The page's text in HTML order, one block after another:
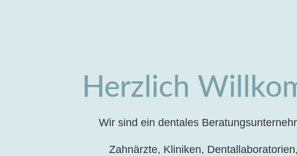
Herzlich
Wir sind ein dentales
Zahnärzte, Kliniken,